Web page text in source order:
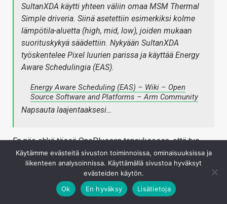
SultanXDA käytti yhteen väliin omaa MSM Thermal
Simple driveria. Siinä asetettiin esimerkiksi kolme
lämpötila-aluetta (high, mid, low), joiden mukaan
suorituskykyä säädettiin. Nykyään SultanXDA
työskentelee Pixel luurien parissa ja käyttää Energy
Aware Schedulingia (EAS).
Energy Aware Scheduling (EAS) – Wiki – Open
Source Software and Platforms – Arm Community
Napsauta laajentaaksesi…
En näe ehkä tässä OnePlussan tapauksessa, että tuo
suorituskyvyn hallinta lämpötilan suhteen olisi se
tarve/ongelma, koska nämä rajoitetut softat olivat
pääosin "kevyitä" perussovelluksia eivätkä siten
lähtökohtaisesti hakkaa vasten lämpötilarajoja.
Käytämme evästeitä sivuston toiminnoissa, ominaisuuksissa ja
liikenteen analysoinnissa. Käyttämällä sivustoa hyväksyt
evästeiden käytön.
Ok
En hyväksy Lisätietoja